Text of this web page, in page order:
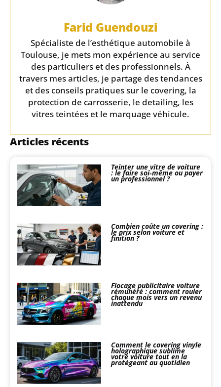
Farid Guendouzi
Spécialiste de l’esthétique automobile à
Toulouse, je mets mon expérience au service
des particuliers et des professionnels. À
travers mes articles, je partage des tendances
et des conseils pratiques sur le covering, la
protection de carrosserie, le detailing, les
vitres teintées et le marquage véhicule.
Articles récents
Teinter une vitre de voiture
: le faire soi‑même ou payer
un professionnel ?
Combien coûte un covering :
le prix selon voiture et
finition ?
Flocage publicitaire voiture
rémunéré : comment rouler
chaque mois vers un revenu
inattendu
Comment le covering vinyle
holographique sublime
votre voiture tout en la
protégeant au quotidien